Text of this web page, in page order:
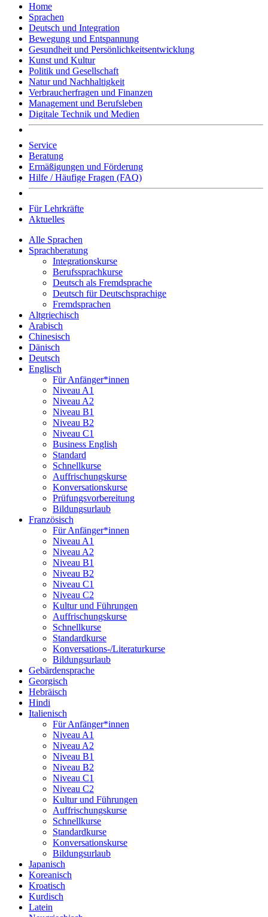
Home
Sprachen
Deutsch und Integration
Bewegung und Entspannung
Gesundheit und Persönlichkeitsentwicklung
Kunst und Kultur
Politik und Gesellschaft
Natur und Nachhaltigkeit
Verbraucherfragen und Finanzen
Management und Berufsleben
Digitale Technik und Medien
Service
Beratung
Ermäßigungen und Förderung
Hilfe / Häufige Fragen (FAQ)
Für Lehrkräfte
Aktuelles
Alle Sprachen
Sprachberatung
Integrationskurse
Berufssprachkurse
Deutsch als Fremdsprache
Deutsch für Deutschsprachige
Fremdsprachen
Altgriechisch
Arabisch
Chinesisch
Dänisch
Deutsch
Englisch
Für Anfänger*innen
Niveau A1
Niveau A2
Niveau B1
Niveau B2
Niveau C1
Business English
Standard
Schnellkurse
Auffrischungskurse
Konversationskurse
Prüfungsvorbereitung
Bildungsurlaub
Französisch
Für Anfänger*innen
Niveau A1
Niveau A2
Niveau B1
Niveau B2
Niveau C1
Niveau C2
Kultur und Führungen
Auffrischungskurse
Schnellkurse
Standardkurse
Konversations-/Literaturkurse
Bildungsurlaub
Gebärdensprache
Georgisch
Hebräisch
Hindi
Italienisch
Für Anfänger*innen
Niveau A1
Niveau A2
Niveau B1
Niveau B2
Niveau C1
Niveau C2
Kultur und Führungen
Auffrischungskurse
Schnellkurse
Standardkurse
Konversationskurse
Bildungsurlaub
Japanisch
Koreanisch
Kroatisch
Kurdisch
Latein